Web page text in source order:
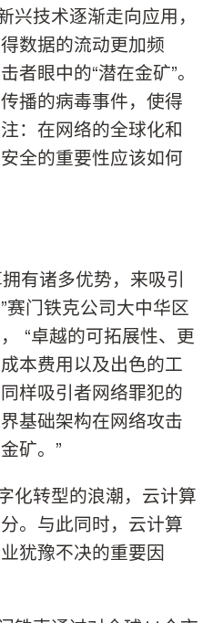
兴技术逐渐走向应用，
数据的流动更加频
眼中的“潜在金矿”。
播的病毒事件，使得
：在网络的全球化和
全的重要性应该如何
有诸多优势，来吸引
门铁克公司大中华区
“卓越的可拓展性、更
本费用以及出色的工
样吸引者网络罪犯的
基础架构在网络攻击
矿。”
化转型的浪潮，云计算
。与此同时，云计算
犹豫不决的重要因